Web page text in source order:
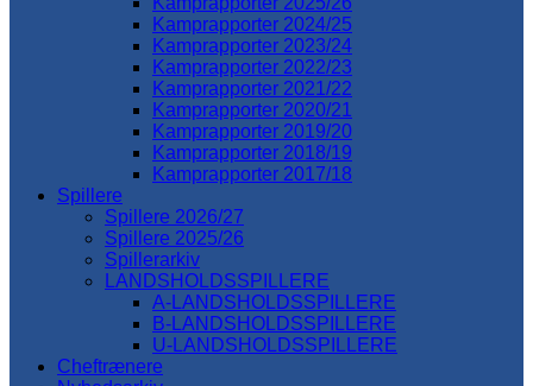
Kamprapporter 2024/25
Kamprapporter 2023/24
Kamprapporter 2022/23
Kamprapporter 2021/22
Kamprapporter 2020/21
Kamprapporter 2019/20
Kamprapporter 2018/19
Kamprapporter 2017/18
Spillere
Spillere 2026/27
Spillere 2025/26
Spillerarkiv
LANDSHOLDSSPILLERE
A-LANDSHOLDSSPILLERE
B-LANDSHOLDSSPILLERE
U-LANDSHOLDSSPILLERE
Cheftrænere